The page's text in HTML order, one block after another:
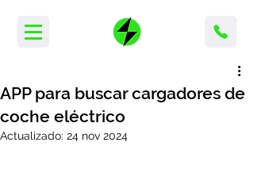
APP para buscar cargadores de
coche eléctrico
Actualizado: 24 nov 2024